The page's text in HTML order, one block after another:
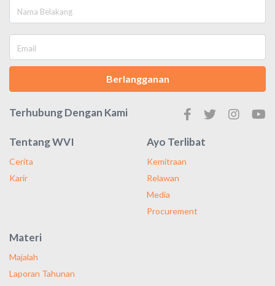
Berlangganan
Terhubung Dengan Kami
Tentang WVI
Cerita
Karir
Ayo Terlibat
Kemitraan
Relawan
Media
Procurement
Materi
Majalah
Laporan Tahunan